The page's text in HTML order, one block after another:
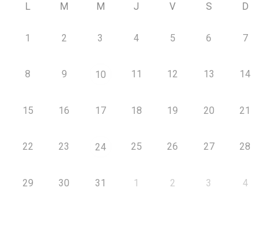
L M M J V S D
1 2 3 4 5 6 7
8 9 10 11 12 13 14
15 16 17 18 19 20 21
22 23 24 25 26 27 28
29 30 31 1 2 3 4